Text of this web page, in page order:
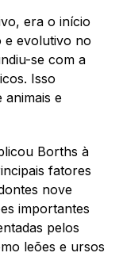
era o início
e evolutivo no
se com a
Isso
animais e
Borths à
fatores
nove
importantes
pelos
leões e ursos